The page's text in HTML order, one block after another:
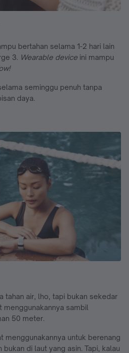
bertahan selama 1-2 hari lain
3. Wearable device ini mampu
seminggu penuh tanpa
daya.
tahan air, lho, tapi bukan sekedar
menggunakannya sambil
50 meter.
menggunakannya untuk berenang
di laut yang asin. Tapi, kalau